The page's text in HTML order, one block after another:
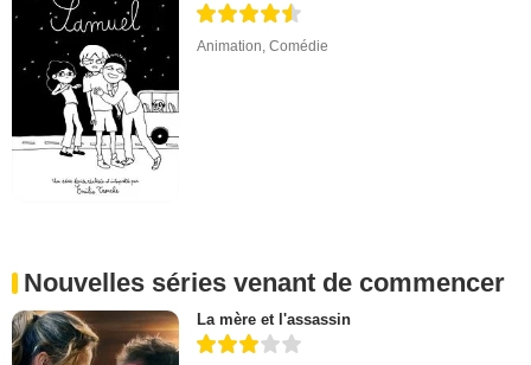
Animation,Comédie
Nouvelles séries venant de commencer
La mère et l'assassin